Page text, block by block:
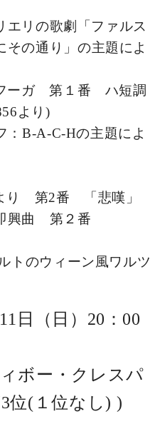
リの歌劇「ファルス
その通り」の主題によ
ーガ 第１番 ハ短調
より)
：B-A-C-Hの主題によ
り 第2番 「悲嘆」
興曲 第２番
トのウィーン風ワルツ
日（日）20：00
ボー・クレスパ
位(１位なし) )